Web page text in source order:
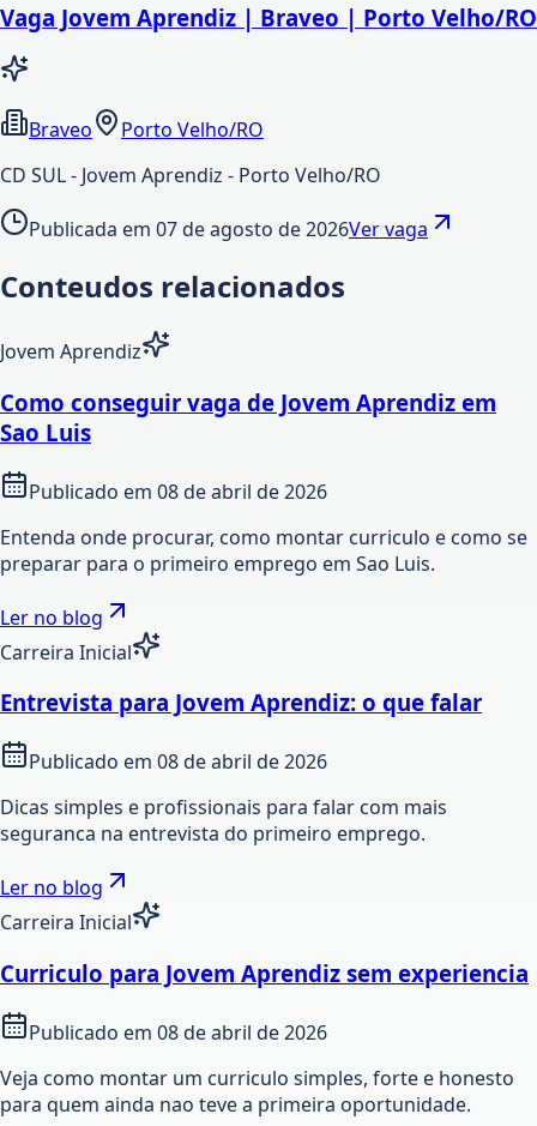
Vaga Jovem Aprendiz | Braveo | Porto Velho/RO
Braveo
Porto Velho/RO
CD SUL - Jovem Aprendiz - Porto Velho/RO
Publicada em 07 de agosto de 2026Ver vaga
Conteudos relacionados
Jovem Aprendiz
Como conseguir vaga de Jovem Aprendiz em
Sao Luis
Publicado em 08 de abril de 2026
Entenda onde procurar, como montar curriculo e como se
preparar para o primeiro emprego em Sao Luis.
Ler no blog
Carreira Inicial
Entrevista para Jovem Aprendiz: o que falar
Publicado em 08 de abril de 2026
Dicas simples e profissionais para falar com mais
seguranca na entrevista do primeiro emprego.
Ler no blog
Carreira Inicial
Curriculo para Jovem Aprendiz sem experiencia
Publicado em 08 de abril de 2026
Veja como montar um curriculo simples, forte e honesto
para quem ainda nao teve a primeira oportunidade.